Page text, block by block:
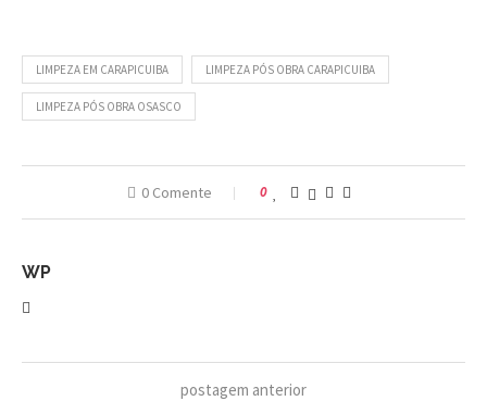
LIMPEZA EM CARAPICUIBA LIMPEZA PÓS OBRA CARAPICUIBA
LIMPEZA PÓS OBRA OSASCO
0 Comente 0
WP
postagem anterior